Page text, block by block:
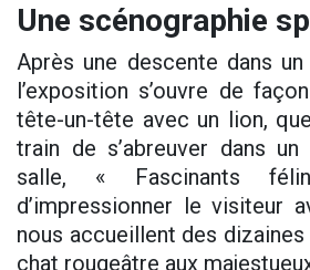
Une scénographie
Après une descente dans
l’exposition s’ouvre de
tête-un-tête avec un lion,
train de s’abreuver dans
salle, « Fascinants
d’impressionner le visiteur
nous accueillent des
chat rougeâtre aux